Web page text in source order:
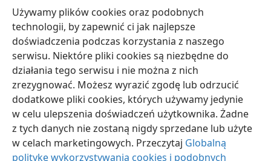
Używamy plików cookies oraz podobnych
technologii, by zapewnić ci jak najlepsze
doświadczenia podczas korzystania z naszego
serwisu. Niektóre pliki cookies są niezbędne do
działania tego serwisu i nie można z nich
zrezygnować. Możesz wyrazić zgodę lub odrzucić
dodatkowe pliki cookies, których używamy jedynie
w celu ulepszenia doświadczeń użytkownika. Żadne
z tych danych nie zostaną nigdy sprzedane lub użyte
w celach marketingowych. Przeczytaj Globalną
politykę wykorzystywania cookies i podobnych
siarka+. 21 A pozostałych jeździec na koniu zabił
długim mieczem, który wychodził z jego ust
I wszystkie ptaki najadły się ich ciałami do syta
polski Udostępnij Ustawienia
Copyright © 2026 Watch Tower Bible and Tract Society of Pennsylvania
Warunki użytkowania Polityka prywatności
Ustawienia prywatności
JW.ORG
Zaloguj